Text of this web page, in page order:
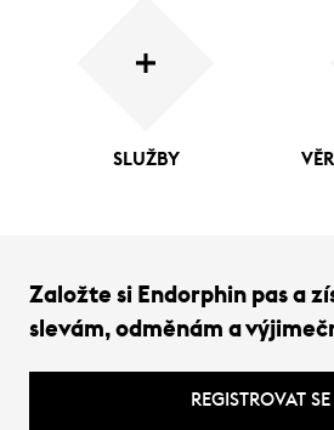
SLUŽBY
Založte si Endorphin pas a
slevám, odměnám a
REGISTROVAT SE